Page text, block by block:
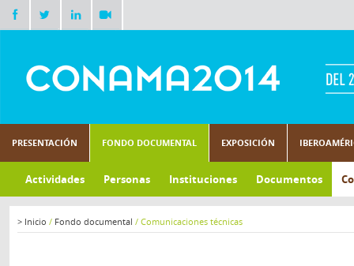
PRESENTACIÓN FONDO DOCUMENTAL EXPOSICIÓN
Actividades Personas Instituciones Documentos
> Inicio / Fondo documental / Comunicaciones técnicas